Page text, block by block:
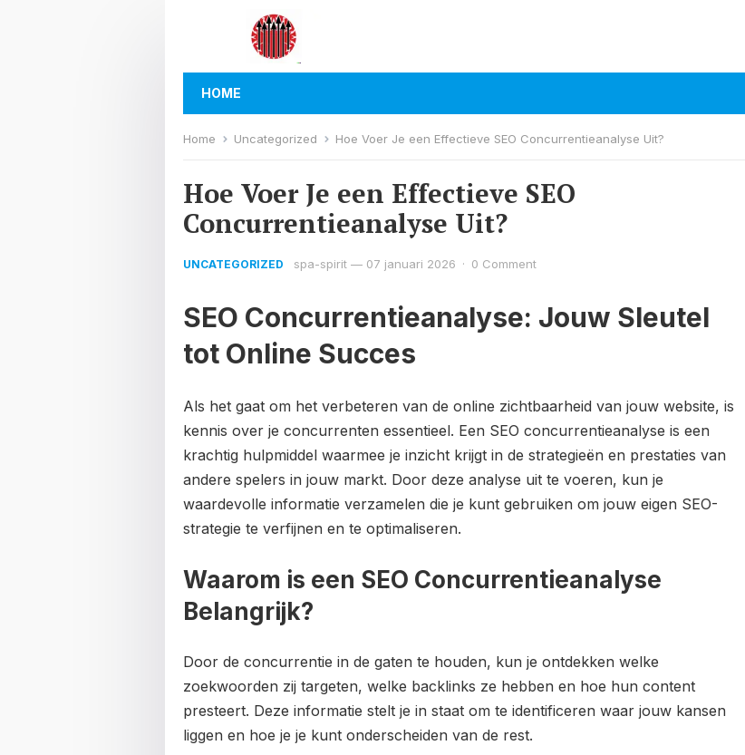
HOME
Home Uncategorized Hoe Voer Je een Effectieve SEO Concurrentieanalyse Uit?
Hoe Voer Je een Effectieve SEO
Concurrentieanalyse Uit?
UNCATEGORIZED spa-spirit — 07 januari 2026 · 0 Comment
SEO Concurrentieanalyse: Jouw Sleutel
tot Online Succes
Als het gaat om het verbeteren van de online zichtbaarheid van jouw website, is
kennis over je concurrenten essentieel. Een SEO concurrentieanalyse is een
krachtig hulpmiddel waarmee je inzicht krijgt in de strategieën en prestaties van
andere spelers in jouw markt. Door deze analyse uit te voeren, kun je
waardevolle informatie verzamelen die je kunt gebruiken om jouw eigen SEO-
strategie te verfijnen en te optimaliseren.
Waarom is een SEO Concurrentieanalyse
Belangrijk?
Door de concurrentie in de gaten te houden, kun je ontdekken welke
zoekwoorden zij targeten, welke backlinks ze hebben en hoe hun content
presteert. Deze informatie stelt je in staat om te identificeren waar jouw kansen
liggen en hoe je je kunt onderscheiden van de rest.